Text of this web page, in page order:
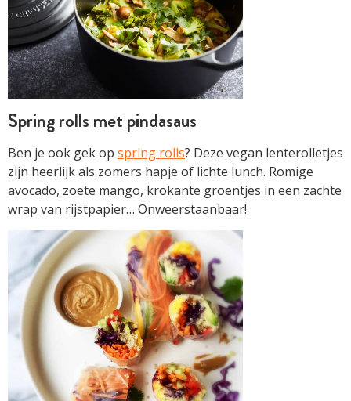
Spring rolls met pindasaus
Ben je ook gek op spring rolls? Deze vegan lenterolletjes
zijn heerlijk als zomers hapje of lichte lunch. Romige
avocado, zoete mango, krokante groentjes in een zachte
wrap van rijstpapier… Onweerstaanbaar!